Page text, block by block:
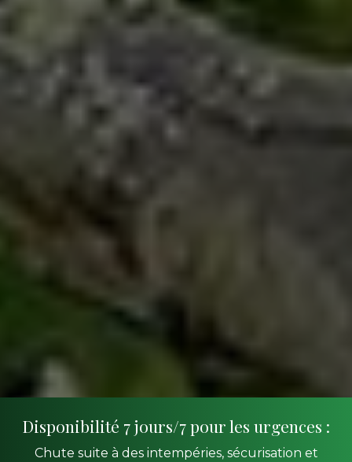
Disponibilité 7 jours/7 pour les urgences :
Chute suite à des intempéries, sécurisation et